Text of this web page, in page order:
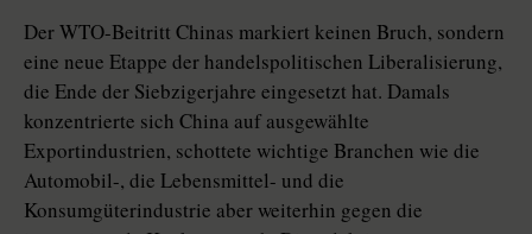
Der WTO-Beitritt Chinas markiert keinen Bruch, sondern
eine neue Etappe der handelspolitischen Liberalisierung,
die Ende der Siebzigerjahre eingesetzt hat. Damals
konzentrierte sich China auf ausgewählte
Exportindustrien, schottete wichtige Branchen wie die
Automobil-, die Lebensmittel- und die
Konsumgüterindustrie aber weiterhin gegen die